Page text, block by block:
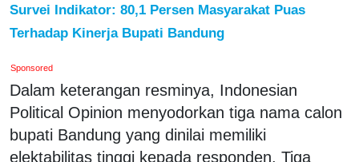
Survei Indikator: 80,1 Persen Masyarakat Puas
Terhadap Kinerja Bupati Bandung
Sponsored
Dalam keterangan resminya, Indonesian
Political Opinion menyodorkan tiga nama calon
bupati Bandung yang dinilai memiliki
elektabilitas tinggi kepada responden. Tiga